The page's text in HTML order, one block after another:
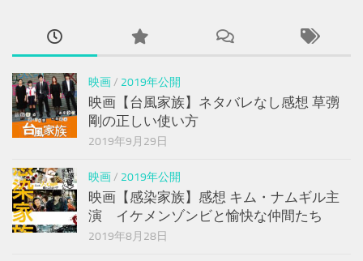
映画/ 2019年公開
映画【台風家族】ネタバレなし感想 草彅
剛の正しい使い方
2019年9月29日
映画/ 2019年公開
映画【感染家族】感想 キム・ナムギル主
演 イケメンゾンビと愉快な仲間たち
2019年8月28日